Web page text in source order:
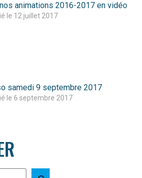
animations 2016-2017 en vidéo
le 12 juillet 2017
samedi 9 septembre 2017
le 6 septembre 2017